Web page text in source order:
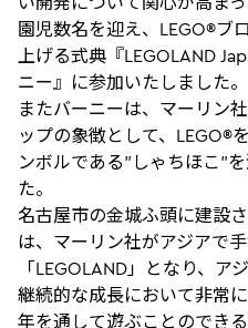
園児数名を迎え、LEGO®ブ
上げる式典『LEGOLAND
ニー』に参加いたしました。
またバーニーは、マーリン
ップの象徴として、LEGO®
ンボルである"しゃちほこ"
た。
名古屋市の金城ふ頭に建設さ
は、マーリン社がアジアで
「LEGOLAND」となり、
継続的な成長において非常
年を通して遊ぶことのでき